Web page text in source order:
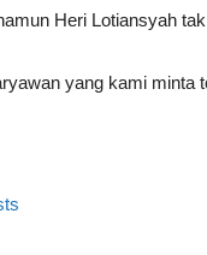
Heri Lotiansyah
yang kami minta